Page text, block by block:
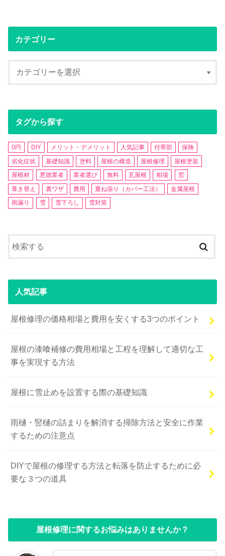
カテゴリー
タグから探す
0円 DIY メリット・デメリット 人気記事 付帯部
保険
劣化症状
基礎知識 塗料 屋根の構造 屋根修理
屋根塗装
屋根材
悪徳業者 業者選び 無料 瓦屋根 相場
窓
葺き替え
裏ワザ 費用 重ね張り（カバー工法）
金属屋根
雨漏り
雪 雪下ろし 雪対策
人気記事
屋根修理の価格相場と費用を安くする3つのポイント
屋根の漆喰補修の費用相場と工程を理解して適切な工
事を実現する方法
屋根に雪止めを設置する際の基礎知識
雨樋・竪樋の詰まりを解消する掃除方法と安全に作業
するための注意点
DIYで屋根の修理する方法と転落を防止するために必
要な３つの道具
屋根修理に関するお悩みはありませんか？